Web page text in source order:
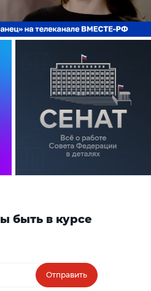
быть в курсе
Отправить